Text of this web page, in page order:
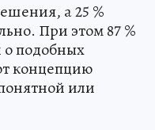
а 25 %
При этом 87 %
подобных
концепцию
или